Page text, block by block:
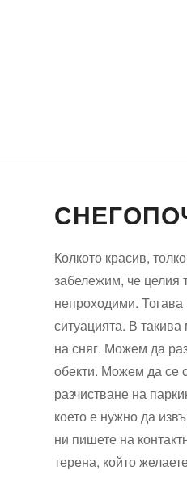
Колкото красив,
забележим, че целия
непроходими.
ситуацията. В
на сняг. Можем да
обекти. Можем да се
разчистване на
което е нужно да
ни пишете на
терена, който